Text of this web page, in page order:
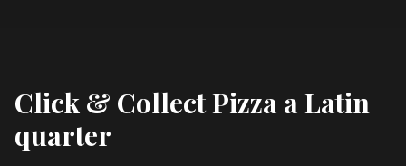
Click & Collect Pizza a Latin
quarter